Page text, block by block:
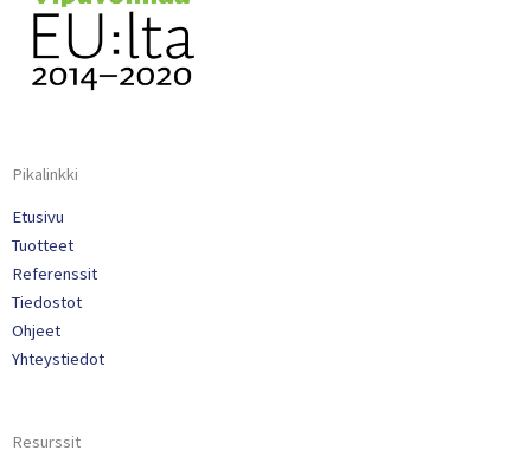
Pikalinkki
Etusivu
Tuotteet
Referenssit
Tiedostot
Ohjeet
Yhteystiedot
Resurssit